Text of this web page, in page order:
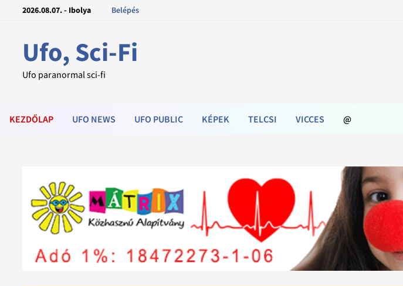
2026.08.07. - Ibolya Belépés
Ufo, Sci-Fi
Ufo paranormal sci-fi
KEZDŐLAP UFO NEWS UFO PUBLIC KÉPEK TELCSI VICCES @